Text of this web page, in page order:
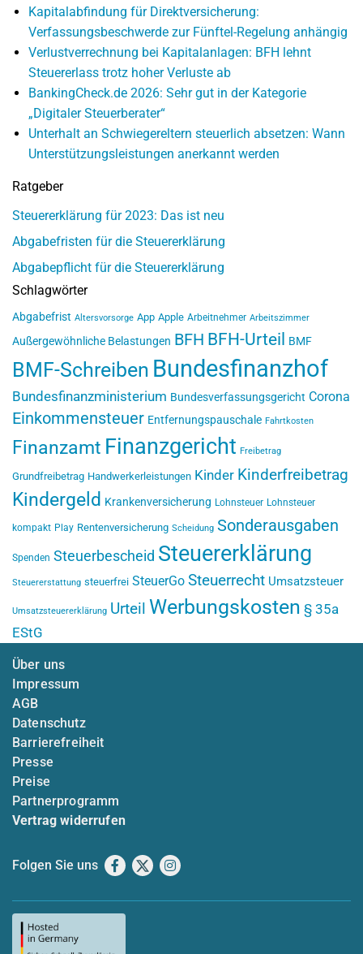
Kapitalabfindung für Direktversicherung:
Verfassungsbeschwerde zur Fünftel-Regelung anhängig
Verlustverrechnung bei Kapitalanlagen: BFH lehnt
Steuererlass trotz hoher Verluste ab
BankingCheck.de 2026: Sehr gut in der Kategorie
„Digitaler Steuerberater“
Unterhalt an Schwiegereltern steuerlich absetzen: Wann
Unterstützungsleistungen anerkannt werden
Ratgeber
Steuererklärung für 2023: Das ist neu
Abgabefristen für die Steuererklärung
Abgabepflicht für die Steuererklärung
Schlagwörter
Abgabefrist Altersvorsorge App Apple Arbeitnehmer Arbeitszimmer
Außergewöhnliche Belastungen BFH BFH-Urteil BMF
BMF-Schreiben Bundesfinanzhof
Bundesfinanzministerium Bundesverfassungsgericht Corona
Einkommensteuer Entfernungspauschale Fahrtkosten
Finanzamt Finanzgericht Freibetrag
Grundfreibetrag Handwerkerleistungen Kinder Kinderfreibetrag
Kindergeld Krankenversicherung Lohnsteuer Lohnsteuer
kompakt Play Rentenversicherung Scheidung Sonderausgaben
Spenden Steuerbescheid Steuererklärung
Steuererstattung steuerfrei SteuerGo Steuerrecht Umsatzsteuer
Umsatzsteuererklärung Urteil Werbungskosten § 35a
EStG
Über uns
Impressum
AGB
Datenschutz
Barrierefreiheit
Presse
Preise
Partnerprogramm
Vertrag widerrufen
Folgen Sie uns Facebook
X Instagram